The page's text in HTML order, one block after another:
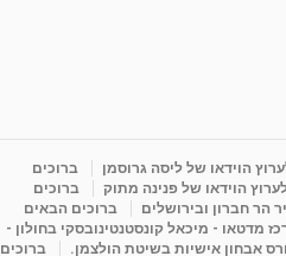
הוידאו של ליסה גרוסמן
ברוכים
הוידאו של פנינה מתוק
ברוכים
הר חברון ובירושלים
ברוכים הבאים
מדטאו - מיכאל קונסטנטינובסקי בחולון -
אבחון אישיות בשיטת הולצמן. ברוכים